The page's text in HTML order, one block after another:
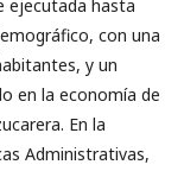
ejecutada hasta
con una
y un
en la economía de
En la
Administrativas,